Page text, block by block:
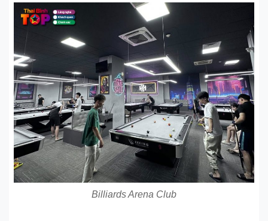
Billiards Arena Club